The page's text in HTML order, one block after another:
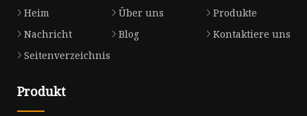
Heim Über uns
Produkte
Nachricht
Blog
Kontaktiere uns
Seitenverzeichnis
Produkt